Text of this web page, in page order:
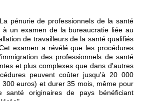
La pénurie de professionnels de la santé
à un examen de la bureaucratie liée au
de travailleurs de la santé qualifiés
examen a révélé que les procédures
des professionnels de santé
et plus complexes que dans d'autres
peuvent coûter jusqu'à 20 000
euros) et durer 35 mois, même pour
santé originaires de pays bénéficiant